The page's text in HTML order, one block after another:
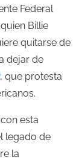
Federal
Billie
quitarse de
dejar de
, que protesta
esta
legado de
la